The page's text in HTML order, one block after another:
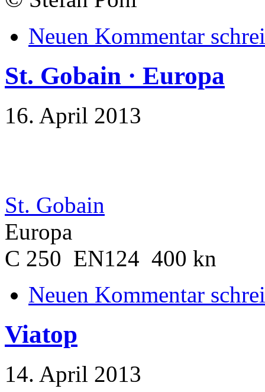
Neuen Kommentar
St. Gobain · Europa
16. April 2013
St. Gobain
Europa
C 250 EN124 400 kn
Neuen Kommentar
Viatop
14. April 2013